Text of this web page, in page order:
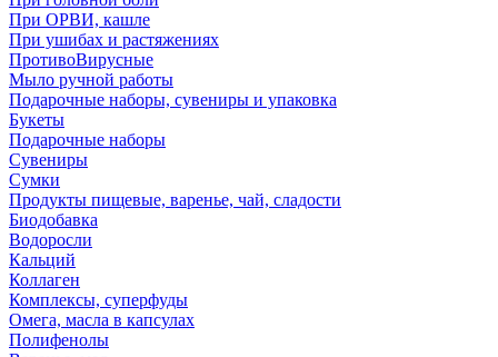
При ОРВИ, кашле
При ушибах и растяжениях
ПротивоВирусные
Мыло ручной работы
Подарочные наборы, сувениры и упаковка
Букеты
Подарочные наборы
Сувениры
Сумки
Продукты пищевые, варенье, чай, сладости
Биодобавка
Водоросли
Кальций
Коллаген
Комплексы, суперфуды
Омега, масла в капсулах
Полифенолы